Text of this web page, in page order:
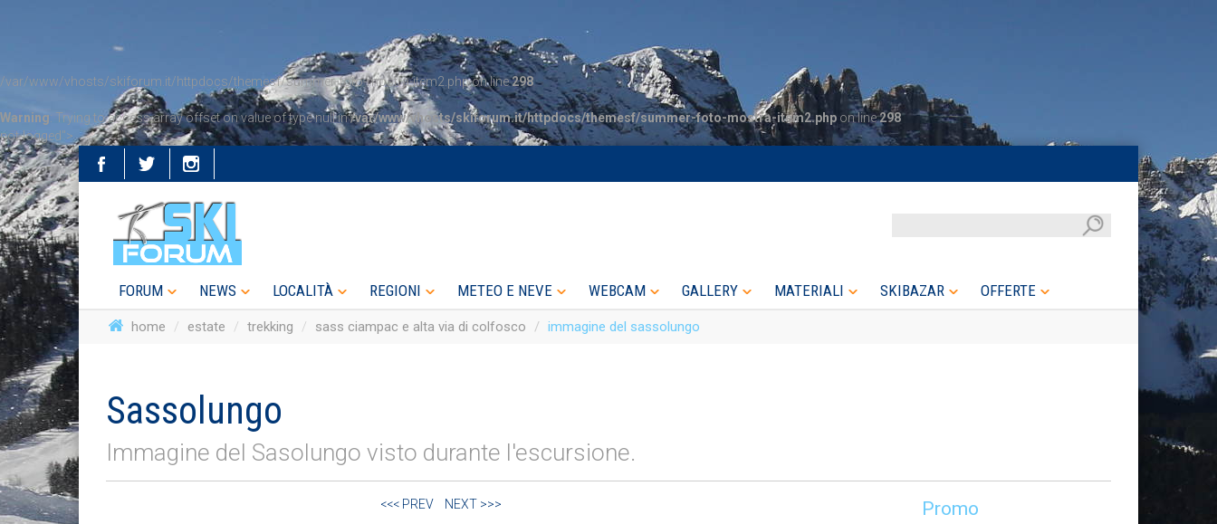
/var/www/vhosts/skiforum.it/httpdocs/themesf/summer-foto-mostra-item2.php on line298
Warning: Trying to access array offset on value of type null in/var/www/vhosts/skiforum.it/httpdocs/themesf/summer-foto-mostra-item2.php on line298
not-logged">
FORUM NEWS LOCALITÀ REGIONI METEO E NEVE WEBCAM GALLERY MATERIALI SKIBAZAR OFFERTE
home estate trekking sass ciampac e alta via di colfosco immagine del sassolungo
Sassolungo
Immagine del Sasolungo visto durante l'escursione.
<<< PREV NEXT >>> Promo